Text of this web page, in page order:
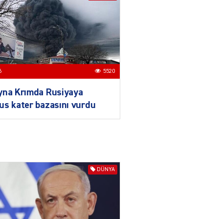
ilə təkbaşına mübarizə
aparır
04.08.2026
Prezident Gömrük
Ermənistanın taleyi BU
TARİXDƏ həll olunacaq
04.08.2026 5501
5520
Krımda Rusiyaya
kater bazasını vurdu
DÜNYA